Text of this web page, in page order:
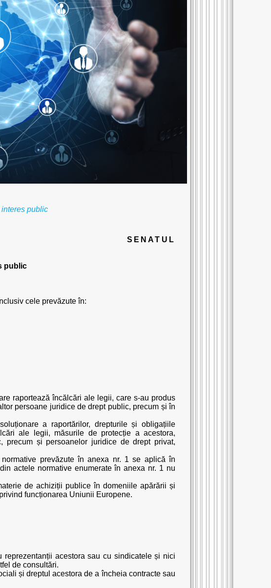
public
SENATUL
public
cele prevăzute în:
raportează încălcări ale legii, care s-au produs
persoane juridice de drept public, precum și în
a raportărilor, drepturile și obligațiile
ale legii, măsurile de protecție a acestora,
precum și persoanelor juridice de drept privat,
prevăzute în anexa nr. 1 se aplică în
actele normative enumerate în anexa nr. 1 nu
de achiziții publice în domeniile apărării și
funcționarea Uniunii Europene.
acestora sau cu sindicatele și nici
de consultări.
și dreptul acestora de a încheia contracte sau